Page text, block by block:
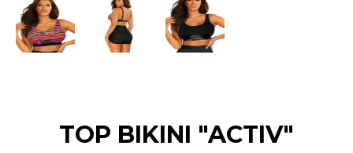
TOP BIKINI "ACTIV"